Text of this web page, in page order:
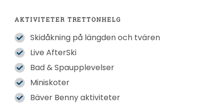
AKTIVITETER TRETTONHELG
Skidåkning på längden och tvären
Live AfterSki
Bad & Spaupplevelser
Miniskoter
Bäver Benny aktiviteter